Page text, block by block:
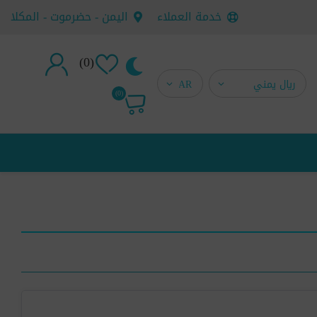
خدمة العملاء اليمن - حضرموت - المكلا
(0)
تسجيل جديد(0)